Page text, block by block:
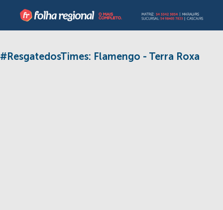
#ResgatedosTimes: Flamengo - Terra Roxa